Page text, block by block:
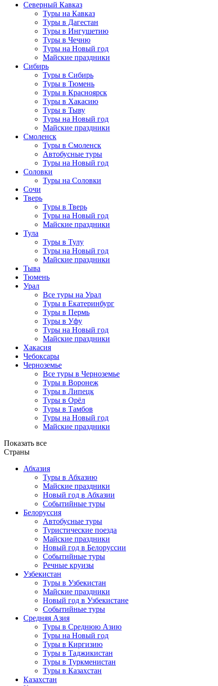
Северный Кавказ
Туры на Кавказ
Туры в Дагестан
Туры в Ингушетию
Туры в Чечню
Туры на Новый год
Майские праздники
Сибирь
Туры в Сибирь
Туры в Тюмень
Туры в Красноярск
Туры в Хакасию
Туры в Тыву
Туры на Новый год
Майские праздники
Смоленск
Туры в Смоленск
Автобусные туры
Туры на Новый год
Соловки
Туры на Соловки
Сочи
Тверь
Туры в Тверь
Туры на Новый год
Майские праздники
Тула
Туры в Тулу
Туры на Новый год
Майские праздники
Тыва
Тюмень
Урал
Все туры на Урал
Туры в Екатеринбург
Туры в Пермь
Туры в Уфу
Туры на Новый год
Майские праздники
Хакасия
Чебоксары
Черноземье
Все туры в Черноземье
Туры в Воронеж
Туры в Липецк
Туры в Орёл
Туры в Тамбов
Туры на Новый год
Майские праздники
Показать все
Страны
Абхазия
Туры в Абхазию
Майские праздники
Новый год в Абхазии
Событийные туры
Белоруссия
Автобусные туры
Туристические поезда
Майские праздники
Новый год в Белоруссии
Событийные туры
Речные круизы
Узбекистан
Туры в Узбекистан
Майские праздники
Новый год в Узбекистане
Событийные туры
Средняя Азия
Туры в Среднюю Азию
Туры на Новый год
Туры в Киргизию
Туры в Таджикистан
Туры в Туркменистан
Туры в Казахстан
Казахстан